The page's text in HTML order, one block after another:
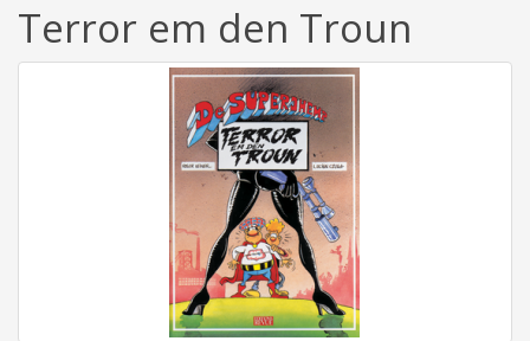
Terror em den Troun